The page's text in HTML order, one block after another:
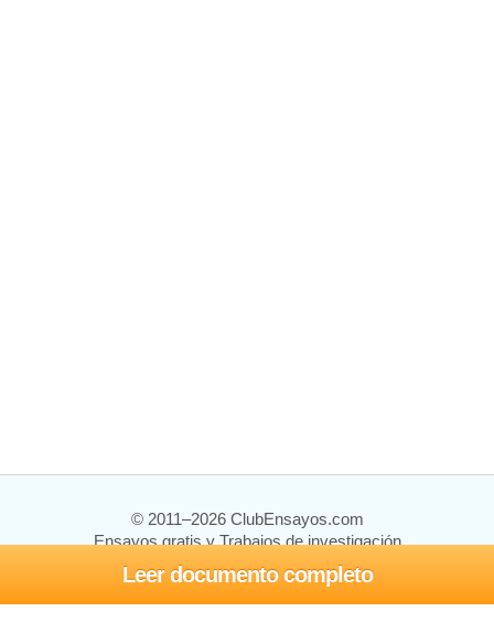
Leer documento completo
© 2011–2026 ClubEnsayos.com
Ensayos gratis y Trabajos de investigación